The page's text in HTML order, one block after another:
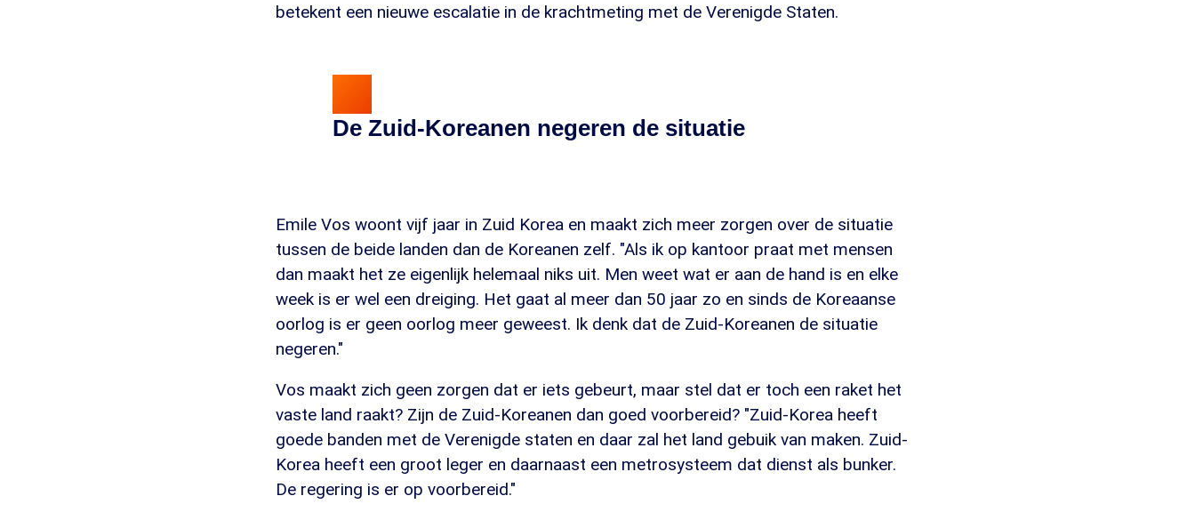
betekent een nieuwe escalatie in de krachtmeting met de Verenigde Staten.
De Zuid-Koreanen negeren de situatie
Emile Vos woont vijf jaar in Zuid Korea en maakt zich meer zorgen over de situatie
tussen de beide landen dan de Koreanen zelf. "Als ik op kantoor praat met mensen
dan maakt het ze eigenlijk helemaal niks uit. Men weet wat er aan de hand is en elke
week is er wel een dreiging. Het gaat al meer dan 50 jaar zo en sinds de Koreaanse
oorlog is er geen oorlog meer geweest. Ik denk dat de Zuid-Koreanen de situatie
negeren."
Vos maakt zich geen zorgen dat er iets gebeurt, maar stel dat er toch een raket het
vaste land raakt? Zijn de Zuid-Koreanen dan goed voorbereid? "Zuid-Korea heeft
goede banden met de Verenigde staten en daar zal het land gebuik van maken. Zuid-
Korea heeft een groot leger en daarnaast een metrosysteem dat dienst als bunker.
De regering is er op voorbereid."